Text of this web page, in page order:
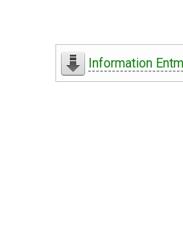
Information